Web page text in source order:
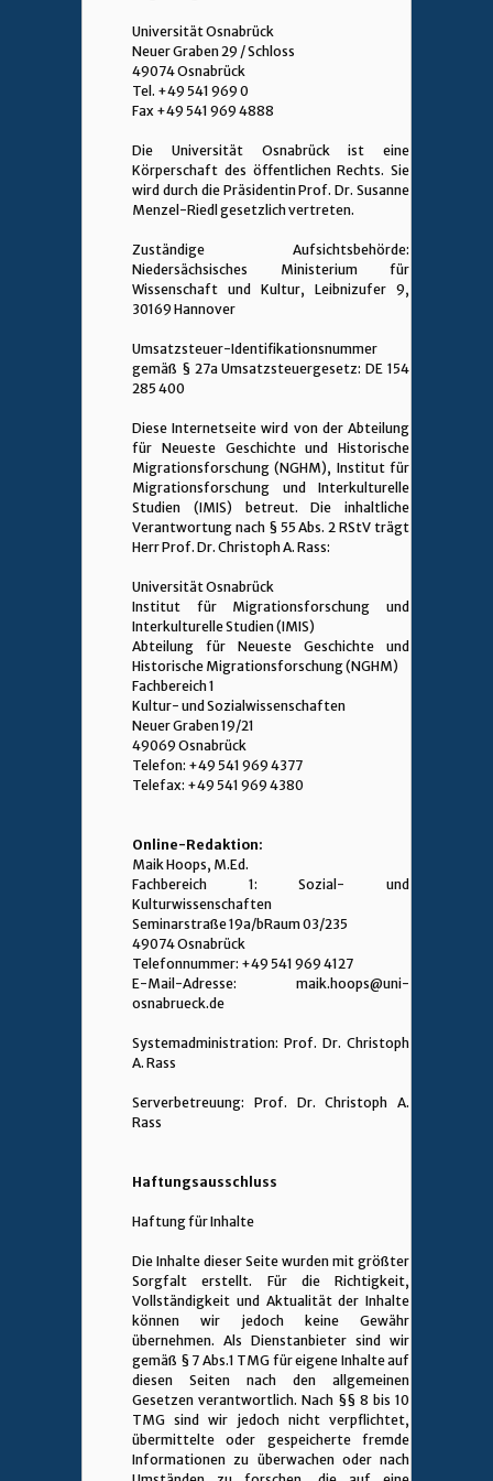
Universität Osnabrück
Neuer Graben 29 / Schloss
49074 Osnabrück
Tel. +49 541 969 0
Fax +49 541 969 4888
Die Universität Osnabrück ist eine
Körperschaft des öffentlichen Rechts. Sie
wird durch die Präsidentin Prof. Dr. Susanne
Menzel-Riedl gesetzlich vertreten.
Zuständige Aufsichtsbehörde:
Niedersächsisches Ministerium für
Wissenschaft und Kultur, Leibnizufer 9,
30169 Hannover
Umsatzsteuer-Identifikationsnummer
gemäß § 27a Umsatzsteuergesetz: DE 154
285 400
Diese Internetseite wird von der Abteilung
für Neueste Geschichte und Historische
Migrationsforschung (NGHM), Institut für
Migrationsforschung und Interkulturelle
Studien (IMIS) betreut. Die inhaltliche
Verantwortung nach § 55 Abs. 2 RStV trägt
Herr Prof. Dr. Christoph A. Rass:
Universität Osnabrück
Institut für Migrationsforschung und
Interkulturelle Studien (IMIS)
Abteilung für Neueste Geschichte und
Historische Migrationsforschung (NGHM)
Fachbereich 1
Kultur- und Sozialwissenschaften
Neuer Graben 19/21
49069 Osnabrück
Telefon: +49 541 969 4377
Telefax: +49 541 969 4380
Online-Redaktion:
Maik Hoops, M.Ed.
Fachbereich 1: Sozial- und
Kulturwissenschaften
Seminarstraße 19a/bRaum 03/235
49074 Osnabrück
Telefonnummer: +49 541 969 4127
E-Mail-Adresse: maik.hoops@uni-
osnabrueck.de
Systemadministration: Prof. Dr. Christoph
A. Rass
Serverbetreuung: Prof. Dr. Christoph A.
Rass
Haftungsausschluss
Haftung für Inhalte
Die Inhalte dieser Seite wurden mit größter
Sorgfalt erstellt. Für die Richtigkeit,
Vollständigkeit und Aktualität der Inhalte
können wir jedoch keine Gewähr
übernehmen. Als Dienstanbieter sind wir
gemäß § 7 Abs.1 TMG für eigene Inhalte auf
diesen Seiten nach den allgemeinen
Gesetzen verantwortlich. Nach §§ 8 bis 10
TMG sind wir jedoch nicht verpflichtet,
übermittelte oder gespeicherte fremde
Informationen zu überwachen oder nach